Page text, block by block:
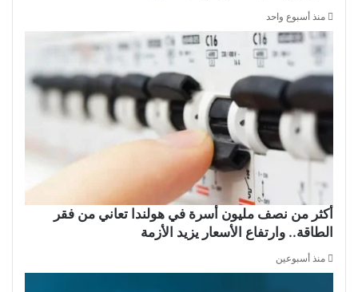
منذ أسبوع واحد
أكثر من نصف مليون أسرة في هولندا تعاني من فقر
الطاقة.. وارتفاع الأسعار يزيد الأزمة
منذ أسبوعين